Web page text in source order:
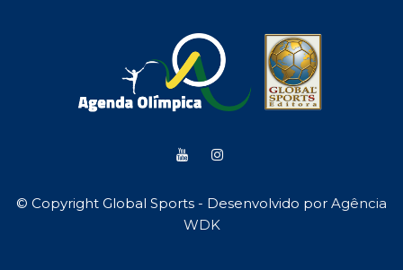
© Copyright Global Sports - Desenvolvido por Agência
WDK